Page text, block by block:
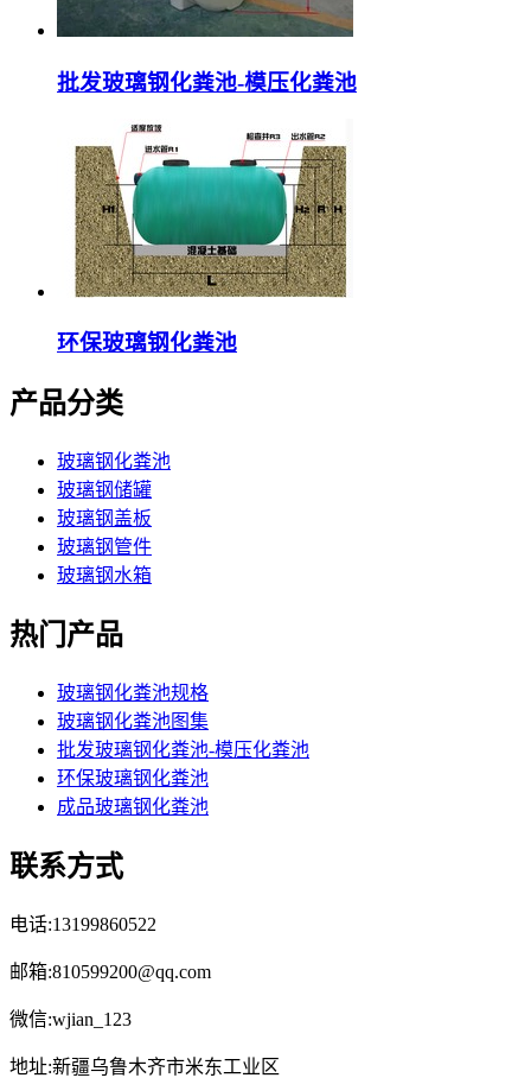
批发玻璃钢化粪池-模压化粪池
环保玻璃钢化粪池
产品分类
玻璃钢化粪池
玻璃钢储罐
玻璃钢盖板
玻璃钢管件
玻璃钢水箱
热门产品
玻璃钢化粪池规格
玻璃钢化粪池图集
批发玻璃钢化粪池-模压化粪池
环保玻璃钢化粪池
成品玻璃钢化粪池
联系方式
电话:13199860522
邮箱:810599200@qq.com
微信:wjian_123
地址:新疆乌鲁木齐市米东工业区